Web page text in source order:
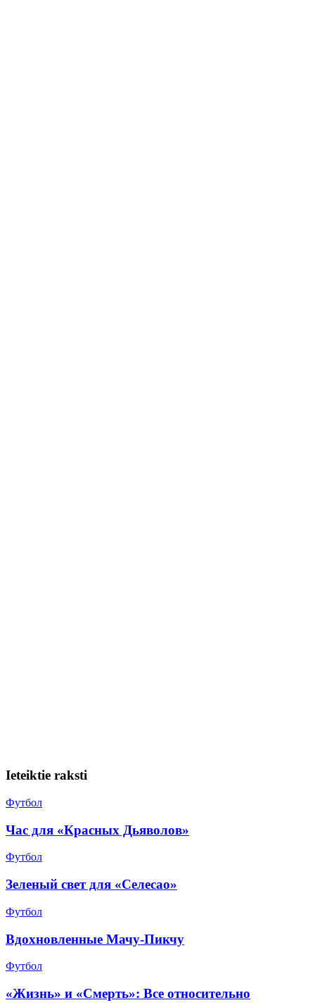
Ieteiktie raksti
Футбол
Час для «Красных Дьяволов»
Футбол
Зеленый свет для «Селесао»
Футбол
Вдохновленные Мачу-Пикчу
Футбол
«Жизнь» и «Смерть»: Все относительно